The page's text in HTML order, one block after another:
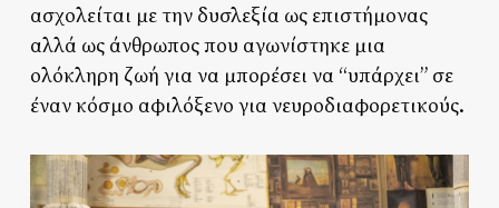
ασχολείται με την δυσλεξία ως επιστήμονας
αλλά ως άνθρωπος που αγωνίστηκε μια
ολόκληρη ζωή για να μπορέσει να “υπάρχει” σε
έναν κόσμο αφιλόξενο για νευροδιαφορετικούς.